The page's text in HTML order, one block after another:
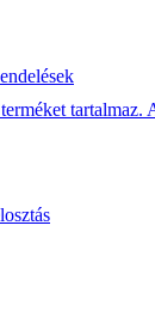
tartalmaz.